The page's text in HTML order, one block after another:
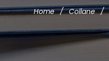
Home / Collane /